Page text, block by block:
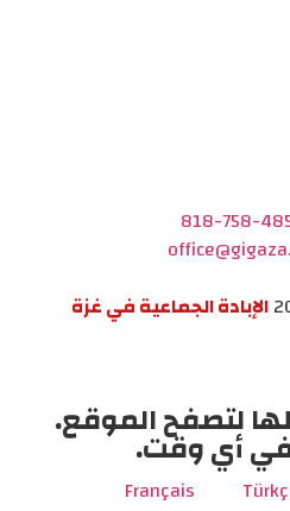
818-758-
الإبادة الجماعية في غزة
لتصفح الموقع.
في أي وقت.
Français